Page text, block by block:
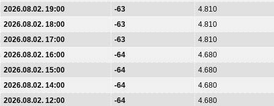
2026.08.02. 19:00
-63
4.810
2026.08.02. 18:00
-63
4.810
2026.08.02. 17:00
-63
4.810
2026.08.02. 16:00
-64
4.680
2026.08.02. 15:00
-64
4.680
2026.08.02. 14:00
-64
4.680
2026.08.02. 12:00
-64
4.680